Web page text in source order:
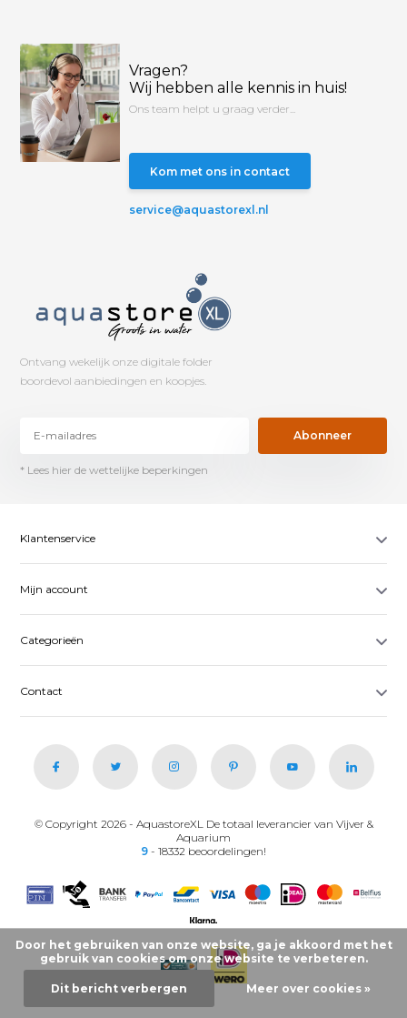
Vragen?
Wij hebben alle kennis in huis!
Ons team helpt u graag verder...
Kom met ons in contact
service@aquastorexl.nl
Ontvang wekelijk onze digitale folder
boordevol aanbiedingen en koopjes.
Abonneer
* Lees hier de wettelijke beperkingen
Klantenservice
Mijn account
Categorieën
Contact
© Copyright 2026 - AquastoreXL De totaal leverancier van Vijver &
Aquarium
9 - 18332 beoordelingen!
Door het gebruiken van onze website, ga je akkoord met het
gebruik van cookies om onze website te verbeteren.
Dit bericht verbergen Meer over cookies »